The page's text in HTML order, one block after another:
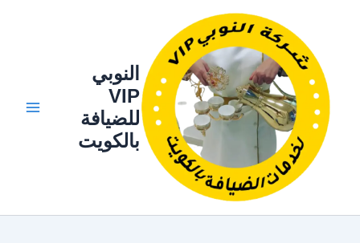
النوبي
VIP
للضيافة
بالكويت